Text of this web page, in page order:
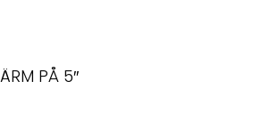
PÅ 5″